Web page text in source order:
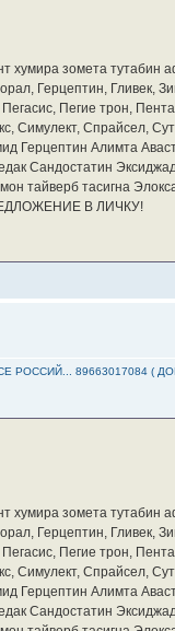
хумира зомета
Герцептин, Гливек,
Пегие трон,
Спрайсел,
Герцептин Алимта
Сандостатин
тайверб тасигна
В ЛИЧКУ!
РОССИЙ... 89663017084 (
хумира зомета
Герцептин, Гливек,
Пегие трон,
Симулект, Спрайсел,
Герцептин Алимта
Сандостатин